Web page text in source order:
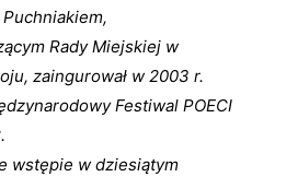
Rady Miejskiej w
zaingurował w 2003 r.
Festiwal POECI
wstępie w dziesiątym